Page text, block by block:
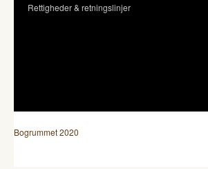
Rettigheder & retningslinjer
Bogrummet 2020